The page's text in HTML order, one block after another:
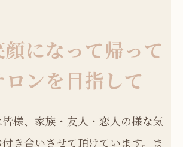
になって帰って
ンを目指して
様、家族・友人・恋人の様な気
き合いさせて頂けています。ま